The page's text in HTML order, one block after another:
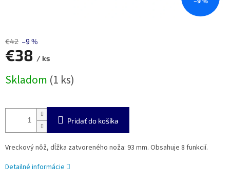
€42 –9 %
€38 / ks
cena:
Skladom (1 ks)
Pridať do košíka
Vreckový nôž, dĺžka zatvoreného noža: 93 mm. Obsahuje 8 funkcií.
Detailné informácie